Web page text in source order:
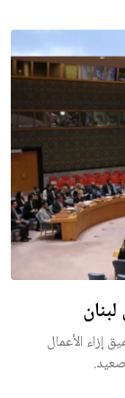
إزاء الأعمال